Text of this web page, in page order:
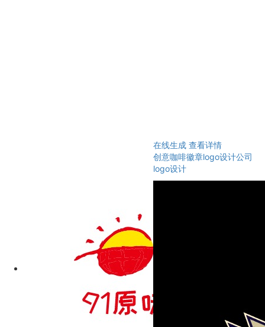
在线生成 查看详情
创意咖啡徽章logo设计公司
logo设计